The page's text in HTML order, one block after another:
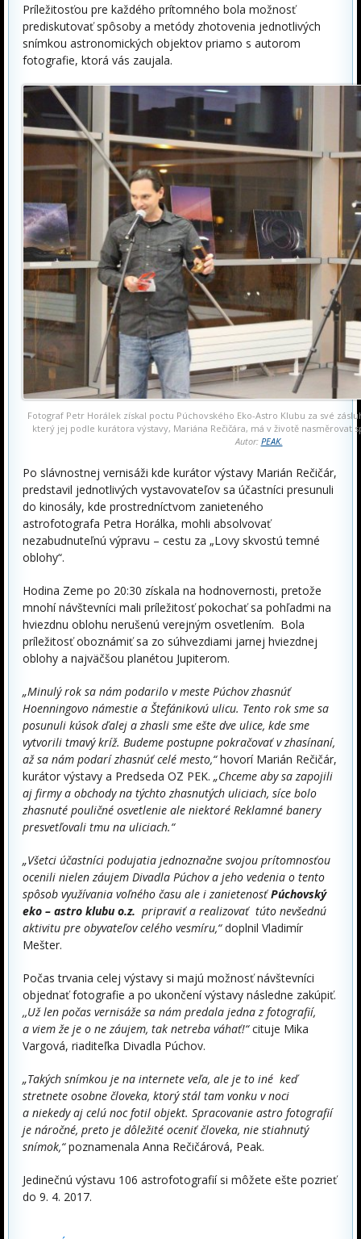
Príležitosťou pre každého prítomného bola možnosť
prediskutovať spôsoby a metódy zhotovenia jednotlivých
snímkou astronomických objektov priamo s autorom
fotografie, ktorá vás zaujala.
Fotograf Petr Horálek získal poctu Púchovského Eko-Astro Klubu za své
který jej podle kurátora výstavy, Mariána Rečičára, má v životě nasměrovat
Autor: PEAK.
Po slávnostnej vernisáži kde kurátor výstavy Marián Rečičár,
predstavil jednotlivých vystavovateľov sa účastníci presunuli
do kinosály, kde prostredníctvom zanieteného
astrofotografa Petra Horálka, mohli absolvovať
nezabudnuteľnú výpravu – cestu za „Lovy skvostú temné
oblohy“.
Hodina Zeme po 20:30 získala na hodnovernosti, pretože
mnohí návštevníci mali príležitosť pokochať sa pohľadmi na
hviezdnu oblohu nerušenú verejným osvetlením. Bola
príležitosť oboznámiť sa zo súhvezdiami jarnej hviezdnej
oblohy a najväčšou planétou Jupiterom.
„Minulý rok sa nám podarilo v meste Púchov zhasnúť
Hoenningovo námestie a Štefánikovú ulicu. Tento rok sme sa
posunuli kúsok ďalej a zhasli sme ešte dve ulice, kde sme
vytvorili tmavý kríž. Budeme postupne pokračovať v zhasínaní,
až sa nám podarí zhasnúť celé mesto,“hovorí Marián Rečičár,
kurátor výstavy a Predseda OZ PEK. „Chceme aby sa zapojili
aj firmy a obchody na týchto zhasnutých uliciach, síce bolo
zhasnuté pouličné osvetlenie ale niektoré Reklamné banery
presvetľovali tmu na uliciach.“
„Všetci účastníci podujatia jednoznačne svojou prítomnosťou
ocenili nielen záujem Divadla Púchov a jeho vedenia o tento
spôsob využívania voľného času ale i zanietenosťPúchovský
eko – astro klubu o.z. pripraviť a realizovať túto nevšednú
aktivitu pre obyvateľov celého vesmíru,“doplnil Vladimír
Mešter.
Počas trvania celej výstavy si majú možnosť návštevníci
objednať fotografie a po ukončení výstavy následne zakúpiť.
,,Už len počas vernisáže sa nám predala jedna z fotografií,
a viem že je o ne záujem, tak netreba váhať!“cituje Mika
Vargová, riaditeľka Divadla Púchov.
„Takých snímkou je na internete veľa, ale je to iné keď
stretnete osobne človeka, ktorý stál tam vonku v noci
a niekedy aj celú noc fotil objekt. Spracovanie astro fotografií
je náročné, preto je dôležité oceniť človeka, nie stiahnutý
snímok,“poznamenala Anna Rečičárová, Peak.
Jedinečnú výstavu 106 astrofotografií si môžete ešte pozrieť
do 9. 4. 2017.